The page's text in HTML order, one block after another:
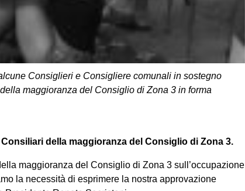
Consiglieri e Consigliere comunali in sostegno
maggioranza del Consiglio di Zona 3 in forma
della maggioranza del Consiglio di Zona 3.
maggioranza del Consiglio di Zona 3 sull’occupazione
la necessità di esprimere la nostra approvazione